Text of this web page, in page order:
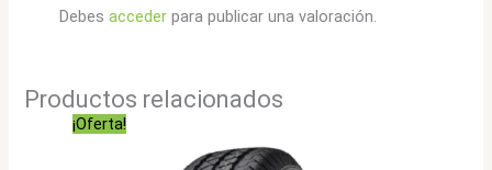
Debes accederpara publicar una valoración.
Productos relacionados
¡Oferta!